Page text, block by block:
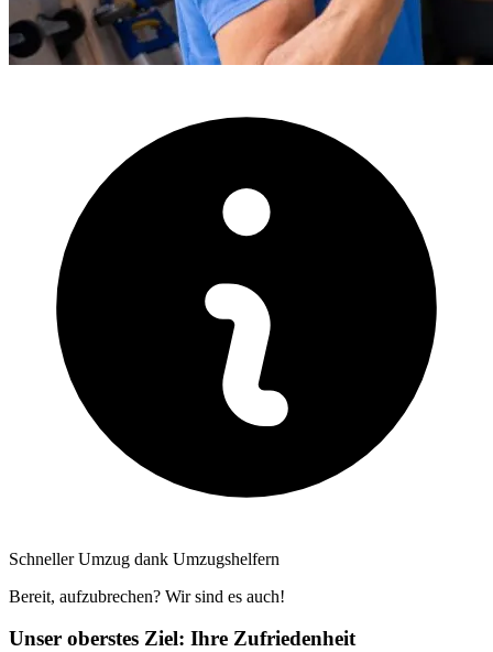
Schneller Umzug dank Umzugshelfern
Bereit, aufzubrechen? Wir sind es auch!
Unser oberstes Ziel: Ihre Zufriedenheit